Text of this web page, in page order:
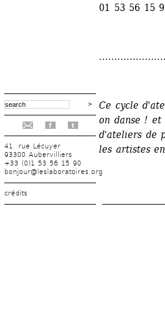
f t
41, rue Lécuyer
93300 Aubervilliers
+33 (0)1 53 56 15 90
bonjour@leslaboratoires.org
crédits
01 53 56 15
Ce cycle
on danse !
d'ateliers de
les artistes